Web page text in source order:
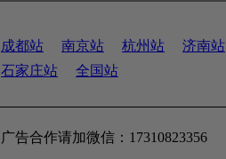
成都站 南京站 杭州站 济南站
石家庄站 全国站
广告合作请加微信：17310823356